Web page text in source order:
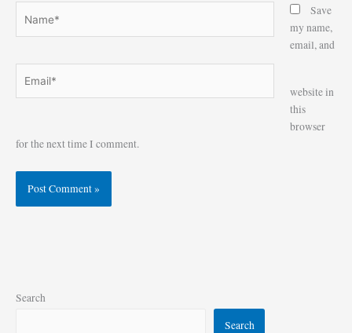
Save
my name,
email, and
website in
this
browser
for the next time I comment.
Search
Search